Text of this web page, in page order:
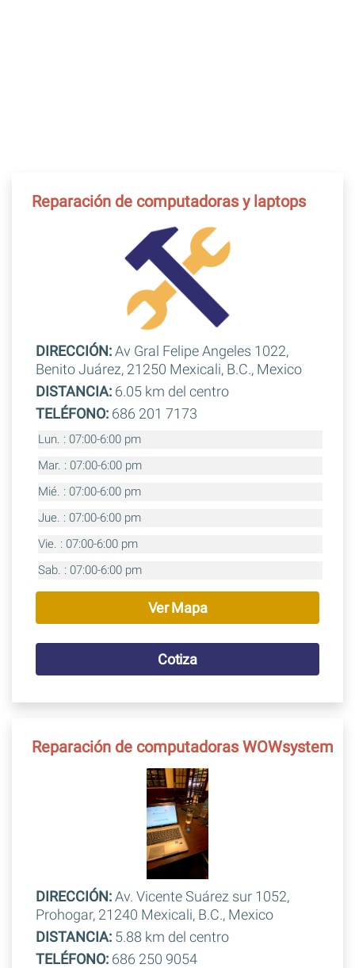
Reparación de computadoras y laptops
DIRECCIÓN:Av Gral Felipe Angeles 1022,
Benito Juárez, 21250 Mexicali, B.C., Mexico
DISTANCIA:6.05 km del centro
TELÉFONO:686 201 7173
Lun. : 07:00-6:00 pm
Mar. : 07:00-6:00 pm
Mié. : 07:00-6:00 pm
Jue. : 07:00-6:00 pm
Vie. : 07:00-6:00 pm
Sab. : 07:00-6:00 pm
Ver Mapa
Cotiza
Reparación de computadoras WOWsystem
DIRECCIÓN:Av. Vicente Suárez sur 1052,
Prohogar, 21240 Mexicali, B.C., Mexico
DISTANCIA:5.88 km del centro
TELÉFONO:686 250 9054